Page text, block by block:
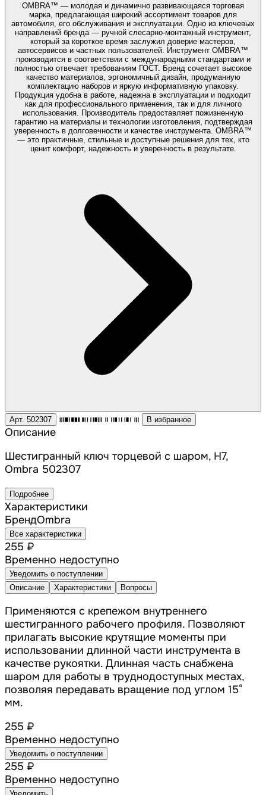
OMBRA™ — молодая и динамично развивающаяся торговая
марка, предлагающая широкий ассортимент товаров для
автомобиля, его обслуживания и эксплуатации. Одно из ключевых
направлений бренда — ручной слесарно-монтажный инструмент,
который за короткое время заслужил доверие мастеров,
автосервисов и частных пользователей. Инструмент OMBRA™
производится в соответствии с международными стандартами и
полностью отвечает требованиям ГОСТ. Бренд сочетает высокое
качество материалов, эргономичный дизайн, продуманную
комплектацию наборов и яркую информативную упаковку.
Продукция удобна в работе, надежна в эксплуатации и подходит
как для профессионального применения, так и для личного
использования. Производитель предоставляет пожизненную
гарантию на материалы и технологии изготовления, подтверждая
уверенность в долговечности и качестве инструмента. OMBRA™
— это практичные, стильные и доступные решения для тех, кто
ценит комфорт, надежность и уверенность в результате.
Арт. 502307 В избранное
Описание
Шестигранный ключ торцевой с шаром, H7,
Ombra 502307
Подробнее
Характеристики
БрендOmbra
Все характеристики
255 ₽
Временно недоступно
Уведомить о поступлении
Описание
Характеристики Вопросы
Применяются с крепежом внутреннего
шестигранного рабочего профиля. Позволяют
прилагать высокие крутящие моменты при
использовании длинной части инструмента в
качестве рукоятки. Длинная часть снабжена
шаром для работы в труднодоступных местах,
позволяя передавать вращение под углом 15°
мм.
255 ₽
Временно недоступно
Уведомить о поступлении
255 ₽
Временно недоступно